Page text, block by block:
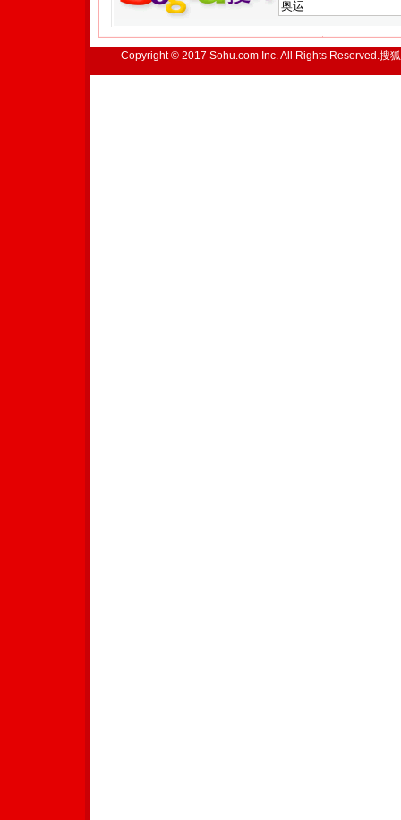
Copyright © 2017 Sohu.com Inc. All Rights Reserved.搜